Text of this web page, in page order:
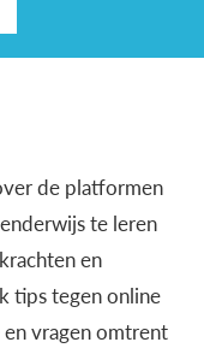
de platformen
te leren
en
tips tegen online
vragen omtrent